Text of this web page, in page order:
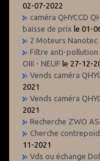
02-07-2022
caméra QHYCCD
baisse de prix le 01-
2 Moteurs Nanotec
Filtre anti-pollution
OIII - NEUF le 27-12-
Vends caméra
2021
Vends caméra
2021
Recherche ZWO
Cherche
11-2021
Vds ou échange